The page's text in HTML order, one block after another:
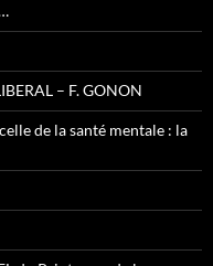
– F. GONON
de la santé mentale : la